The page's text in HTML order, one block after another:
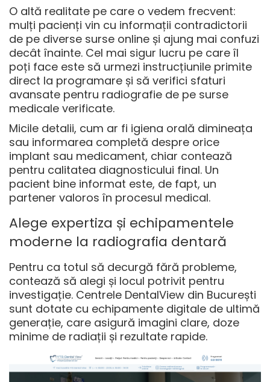
O altă realitate pe care o vedem frecvent:
mulți pacienți vin cu informații contradictorii
de pe diverse surse online și ajung mai confuzi
decât înainte. Cel mai sigur lucru pe care îl
poți face este să urmezi instrucțiunile primite
direct la programare și să verifici sfaturi
avansate pentru radiografie de pe surse
medicale verificate.
Micile detalii, cum ar fi igiena orală dimineața
sau informarea completă despre orice
implant sau medicament, chiar contează
pentru calitatea diagnosticului final. Un
pacient bine informat este, de fapt, un
partener valoros în procesul medical.
Alege expertiza și echipamentele
moderne la radiografia dentară
Pentru ca totul să decurgă fără probleme,
contează să alegi și locul potrivit pentru
investigație. Centrele DentalView din București
sunt dotate cu echipamente digitale de ultimă
generație, care asigură imagini clare, doze
minime de radiații și rezultate rapide.